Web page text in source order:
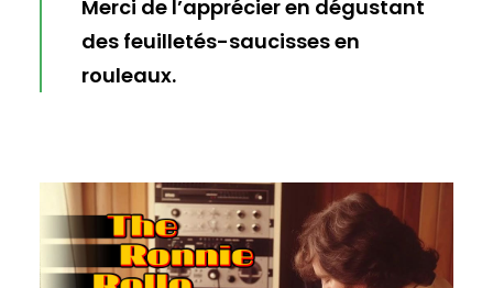
Merci de l’apprécier en dégustant
des feuilletés-saucisses en
rouleaux.